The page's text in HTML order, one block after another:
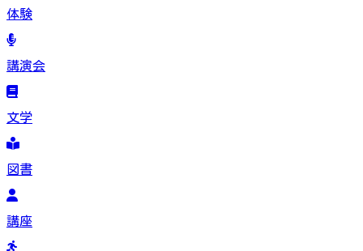
体験
講演会
文学
図書
講座